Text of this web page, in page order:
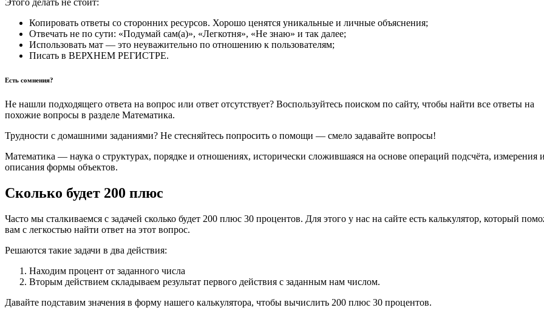
Этого делать не стоит:
Копировать ответы со сторонних ресурсов. Хорошо ценятся уникальные и личные объяснения;
Отвечать не по сути: «Подумай сам(а)», «Легкотня», «Не знаю» и так далее;
Использовать мат — это неуважительно по отношению к пользователям;
Писать в ВЕРХНЕМ РЕГИСТРЕ.
Есть сомнения?
Не нашли подходящего ответа на вопрос или ответ отсутствует? Воспользуйтесь поиском по сайту, чтобы найти все ответы на
похожие вопросы в разделе Математика.
Трудности с домашними заданиями? Не стесняйтесь попросить о помощи — смело задавайте вопросы!
Математика — наука о структурах, порядке и отношениях, исторически сложившаяся на основе операций подсчёта, измерения и
описания формы объектов.
Сколько будет 200 плюс
Часто мы сталкиваемся с задачей сколько будет 200 плюс 30 процентов. Для этого у нас на сайте есть калькулятор, который
вам с легкостью найти ответ на этот вопрос.
Решаются такие задачи в два действия:
Находим процент от заданного числа
Вторым действием складываем результат первого действия с заданным нам числом.
Давайте подставим значения в форму нашего калькулятора, чтобы вычислить 200 плюс 30 процентов.